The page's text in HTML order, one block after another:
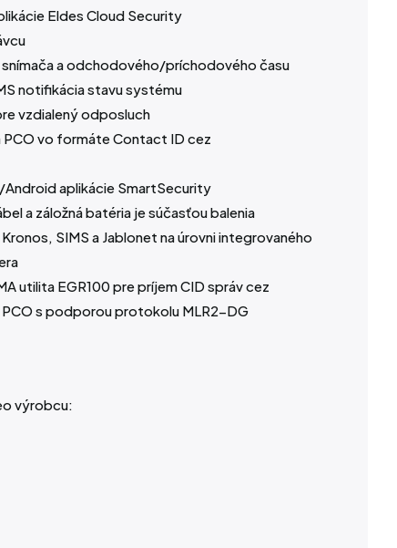
Eldes Cloud Security
a odchodového/príchodového času
notifikácia stavu systému
vzdialený odposluch
PCO vo formáte Contact ID cez
aplikácie SmartSecurity
a záložná batéria je súčasťou balenia
SIMS a Jablonet na úrovni integrovaného
utilita EGR100 pre príjem CID správ cez
s podporou protokolu MLR2-DG
výrobcu: